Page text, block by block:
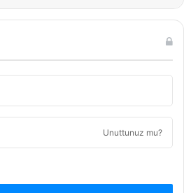
Unuttunuz mu?